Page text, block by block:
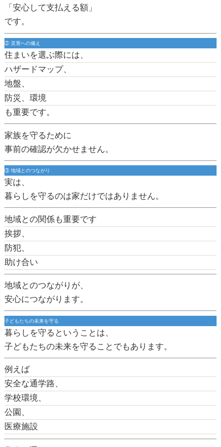
「安心して支払える額」
です。
② 災害への備え
住まいを選ぶ際には、
ハザードマップ、
地盤、
防災、環境
も重要です。
家族を守るために
事前の確認が欠かせません。
③ 地域とのつながり
実は、
暮らしを守るのは家だけではありません。
地域との関係も重要です
挨拶、
防犯、
助け合い
地域とのつながりが、
安心につながります。
子どもたちの未来を守る
暮らしを守るということは、
子どもたちの未来を守ることでもあります。
例えば
安全な通学路、
学校環境、
公園、
医療施設